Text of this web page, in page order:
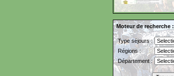
Moteur de recherche :
Type séjours :
Régions :
Département :